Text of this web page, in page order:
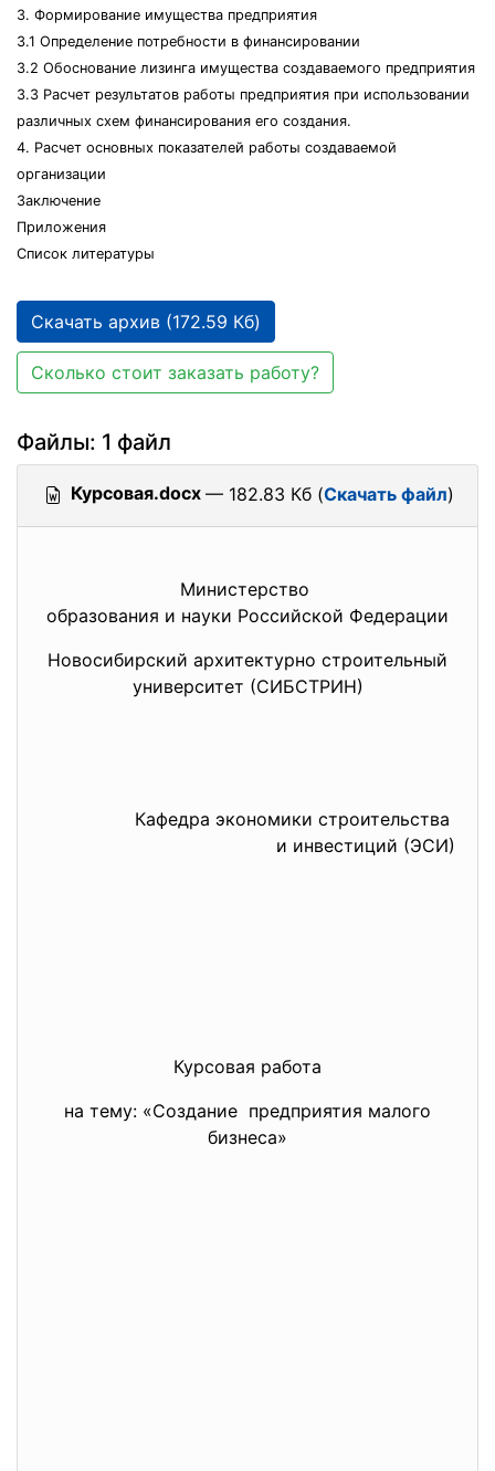
3. Формирование имущества предприятия
3.1 Определение потребности в финансировании
3.2 Обоснование лизинга имущества создаваемого предприятия
3.3 Расчет результатов работы предприятия при использовании
различных схем финансирования его создания.
4. Расчет основных показателей работы создаваемой
организации
Заключение
Приложения
Список литературы
Скачать архив (172.59 Кб)
Сколько стоит заказать работу?
Файлы: 1 файл
Курсовая.docx — 182.83 Кб (Скачать файл)
Министерство
образования и науки Российской Федерации
Новосибирский архитектурно строительный
университет (СИБСТРИН)
Кафедра экономики строительства
и инвестиций (ЭСИ)
Курсовая работа
на тему: «Создание предприятия малого
бизнеса»